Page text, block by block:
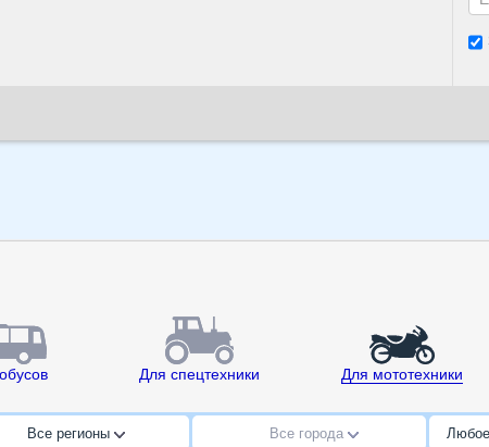
Для спецтехники Для мототехники
Все регионы Все города Любое